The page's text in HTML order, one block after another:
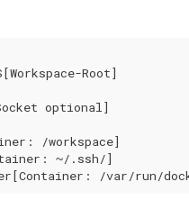
Root]
optional]
/workspace]
~/.ssh/]
/var/run/